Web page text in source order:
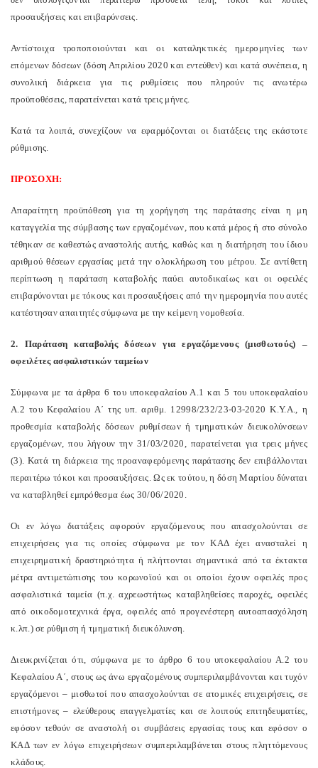
προσαυξήσεις και επιβαρύνσεις.
Αντίστοιχα τροποποιούνται και οι καταληκτικές ημερομηνίες των
επόμενων δόσεων (δόση Απριλίου 2020 και εντεύθεν) και κατά συνέπεια, η
συνολική διάρκεια για τις ρυθμίσεις που πληρούν τις ανωτέρω
προϋποθέσεις, παρατείνεται κατά τρεις μήνες.
Κατά τα λοιπά, συνεχίζουν να εφαρμόζονται οι διατάξεις της εκάστοτε
ρύθμισης.
ΠΡΟΣΟΧΗ:
Απαραίτητη προϋπόθεση για τη χορήγηση της παράτασης είναι η μη
καταγγελία της σύμβασης των εργαζομένων, που κατά μέρος ή στο σύνολο
τέθηκαν σε καθεστώς αναστολής αυτής, καθώς και η διατήρηση του ίδιου
αριθμού θέσεων εργασίας μετά την ολοκλήρωση του μέτρου. Σε αντίθετη
περίπτωση η παράταση καταβολής παύει αυτοδικαίως και οι οφειλές
επιβαρύνονται με τόκους και προσαυξήσεις από την ημερομηνία που αυτές
κατέστησαν απαιτητές σύμφωνα με την κείμενη νομοθεσία.
2. Παράταση καταβολής δόσεων για εργαζόμενους (μισθωτούς) –
οφειλέτες ασφαλιστικών ταμείων
Σύμφωνα με τα άρθρα 6 του υποκεφαλαίου Α.1 και 5 του υποκεφαλαίου
Α.2 του Κεφαλαίου Α΄ της υπ. αριθμ. 12998/232/23-03-2020 Κ.Υ.Α., η
προθεσμία καταβολής δόσεων ρυθμίσεων ή τμηματικών διευκολύνσεων
εργαζομένων, που λήγουν την 31/03/2020, παρατείνεται για τρεις μήνες
(3). Κατά τη διάρκεια της προαναφερόμενης παράτασης δεν επιβάλλονται
περαιτέρω τόκοι και προσαυξήσεις. Ως εκ τούτου, η δόση Μαρτίου δύναται
να καταβληθεί εμπρόθεσμα έως 30/06/2020.
Οι εν λόγω διατάξεις αφορούν εργαζόμενους που απασχολούνται σε
επιχειρήσεις για τις οποίες σύμφωνα με τον ΚΑΔ έχει ανασταλεί η
επιχειρηματική δραστηριότητα ή πλήττονται σημαντικά από τα έκτακτα
μέτρα αντιμετώπισης του κορωνοϊού και οι οποίοι έχουν οφειλές προς
ασφαλιστικά ταμεία (π.χ. αχρεωστήτως καταβληθείσες παροχές, οφειλές
από οικοδομοτεχνικά έργα, οφειλές από προγενέστερη αυτοαπασχόληση
κ.λπ.) σε ρύθμιση ή τμηματική διευκόλυνση.
Διευκρινίζεται ότι, σύμφωνα με το άρθρο 6 του υποκεφαλαίου Α.2 του
Κεφαλαίου Α΄, στους ως άνω εργαζομένους συμπεριλαμβάνονται και τυχόν
εργαζόμενοι – μισθωτοί που απασχολούνται σε ατομικές επιχειρήσεις, σε
επιστήμονες – ελεύθερους επαγγελματίες και σε λοιπούς επιτηδευματίες,
εφόσον τεθούν σε αναστολή οι συμβάσεις εργασίας τους και εφόσον ο
ΚΑΔ των εν λόγω επιχειρήσεων συμπεριλαμβάνεται στους πληττόμενους
κλάδους.